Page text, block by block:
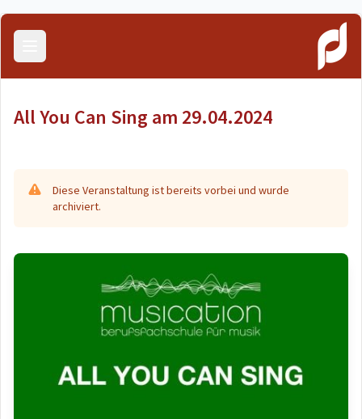
Menü öffnen
All You Can Sing am 29.04.2024
Diese Veranstaltung ist bereits vorbei und wurde
archiviert.